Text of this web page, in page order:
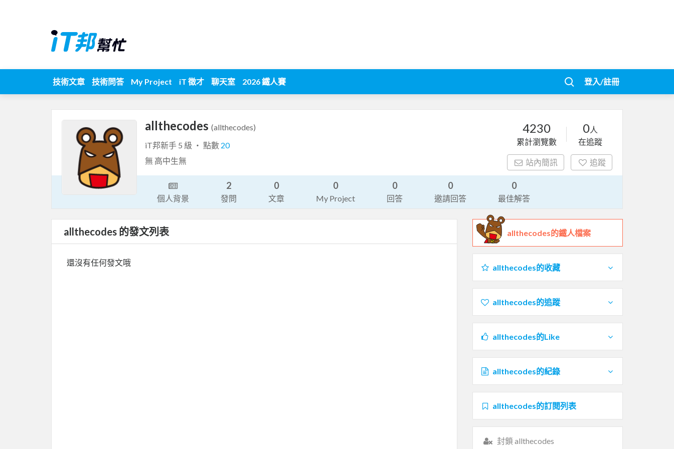
技術文章 技術問答 My Project iT 徵才 聊天室 2026 鐵人賽 登入/註冊
allthecodes (allthecodes)
iT邦新手 5 級 ‧ 點數 20
無 高中生無
4230
累計瀏覽數
0人
在追蹤
站內簡訊 追蹤
個人背景
2
發問
0
文章
0
My Project
0
回答
0
邀請回答
0
最佳解答
allthecodes 的發文列表
還沒有任何發文哦
allthecodes的鐵人檔案
allthecodes的收藏
allthecodes的追蹤
allthecodes的Like
allthecodes的紀錄
allthecodes的訂閱列表
封鎖 allthecodes